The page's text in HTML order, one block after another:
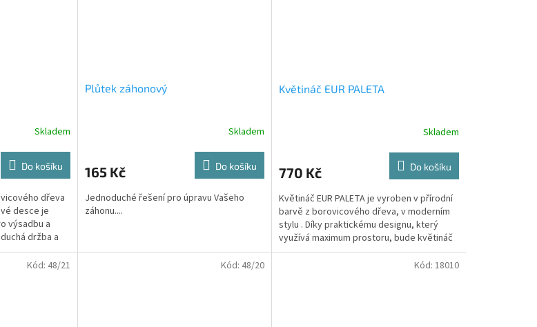
Skladem
Do košíku
dřeva
desce je
výsadbu a
držba a
Plůtek záhonový
Skladem
165 Kč Do košíku
Jednoduché řešení pro úpravu Vašeho
záhonu....
Květináč EUR PALETA
Skladem
770 Kč Do košíku
Květináč EUR PALETA je vyroben v přírodní
barvě z borovicového dřeva, v moderním
stylu . Díky praktickému designu, který
využívá maximum prostoru, bude květináč
skvělým...
Kód: 48/21 Kód: 48/20 Kód: 18010